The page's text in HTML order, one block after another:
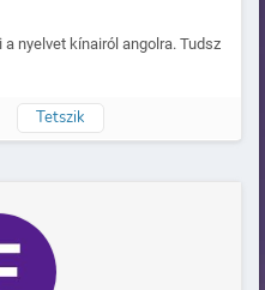
nyelvet kínairól angolra. Tudsz
Tetszik